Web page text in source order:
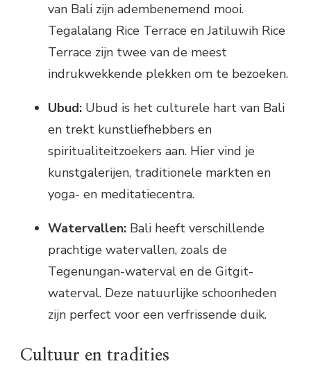
van Bali zijn adembenemend mooi.
Tegalalang Rice Terrace en Jatiluwih Rice
Terrace zijn twee van de meest
indrukwekkende plekken om te bezoeken.
Ubud: Ubud is het culturele hart van Bali
en trekt kunstliefhebbers en
spiritualiteitzoekers aan. Hier vind je
kunstgalerijen, traditionele markten en
yoga- en meditatiecentra.
Watervallen: Bali heeft verschillende
prachtige watervallen, zoals de
Tegenungan-waterval en de Gitgit-
waterval. Deze natuurlijke schoonheden
zijn perfect voor een verfrissende duik.
Cultuur en tradities